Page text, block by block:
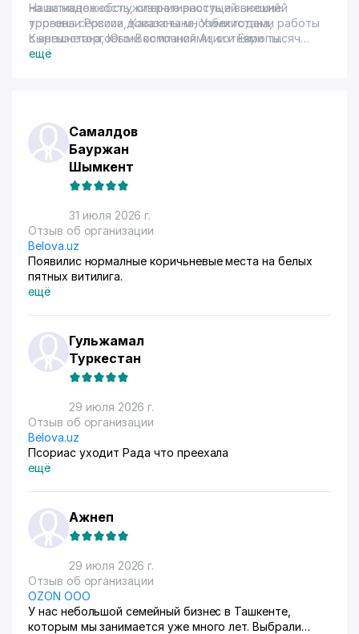
на активное обслуживание растущей внешней
торговли России, Казахстана, Узбекистана,
Кыргызстана, Юго-Восточной Азии и Европы.
Наша надежность, оперативность и высокий
уровень сервиса доказаны многими годами работы
с внешнеторговыми компаниями, сотнями тысяч
выполненных перевозок и высокой оценкой наших
ещё
Самалдов
Бауржан
Шымкент
31 июля 2026 г.
Отзыв об организации
Belova.uz
Появилис нормалные коричьневые места на белых
пятных витилига.
ещё
Гульжамал
Туркестан
29 июля 2026 г.
Отзыв об организации
Belova.uz
Псориас уходит Рада что преехала
ещё
Ажнеп
29 июля 2026 г.
Отзыв об организации
OZON ООО
У нас небольшой семейный бизнес в Ташкенте,
которым мы занимается уже много лет. Выбрали